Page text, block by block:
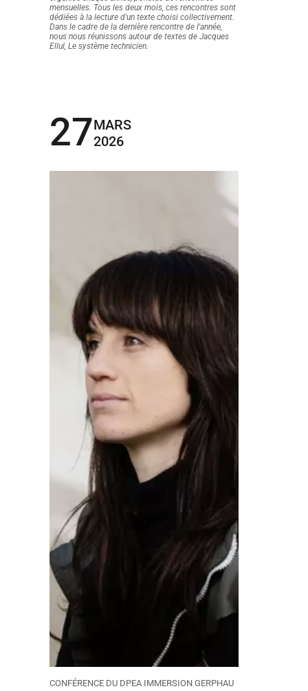
mensuelles. Tous les deux mois, ces rencontres sont
dédiées à la lecture d'un texte choisi collectivement.
Dans le cadre de la dernière rencontre de l'année,
nous nous réunissons autour de textes de Jacques
Ellul, Le système technicien.
27MARS
2026
CONFÉRENCE DU DPEA IMMERSION GERPHAU